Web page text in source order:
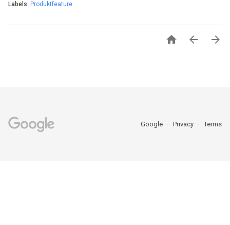
Labels: Produktfeature
  
Google Privacy Terms